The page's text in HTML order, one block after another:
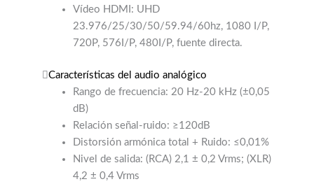
Vídeo HDMI: UHD
23.976/25/30/50/59.94/60hz, 1080 I/P,
720P, 576I/P, 480I/P, fuente directa.
Características del audio analógico
Rango de frecuencia: 20 Hz-20 kHz (±0,05
dB)
Relación señal-ruido: ≥120dB
Distorsión armónica total + Ruido: ≤0,01%
Nivel de salida: (RCA) 2,1 ± 0,2 Vrms; (XLR)
4,2 ± 0,4 Vrms